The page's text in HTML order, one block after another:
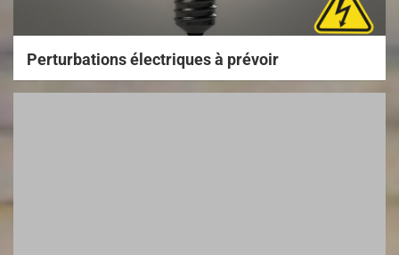
Perturbations électriques à prévoir